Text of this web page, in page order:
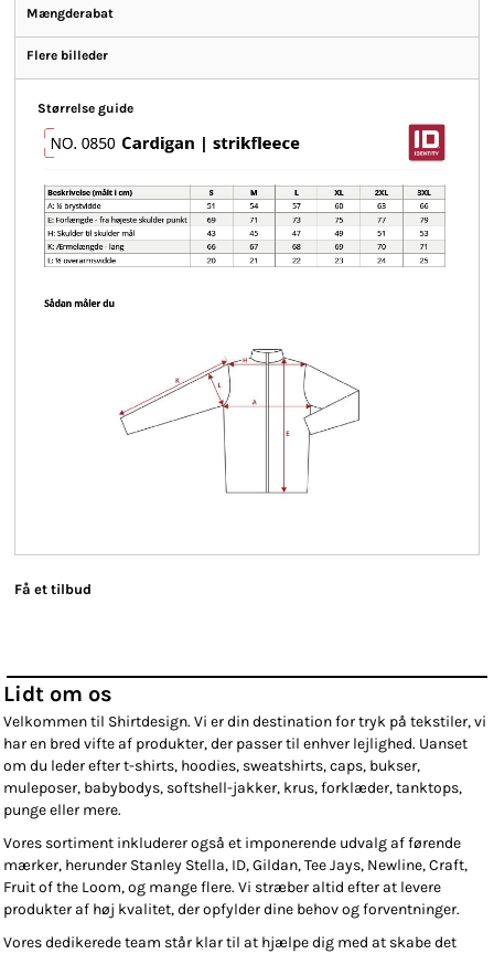
Mængderabat
Flere billeder
Størrelse guide
Få et tilbud
Lidt om os
Velkommen til Shirtdesign. Vi er din destination for tryk på tekstiler, vi
har en bred vifte af produkter, der passer til enhver lejlighed. Uanset
om du leder efter t-shirts, hoodies, sweatshirts, caps, bukser,
muleposer, babybodys, softshell-jakker, krus, forklæder, tanktops,
punge eller mere.
Vores sortiment inkluderer også et imponerende udvalg af førende
mærker, herunder Stanley Stella, ID, Gildan, Tee Jays, Newline, Craft,
Fruit of the Loom, og mange flere. Vi stræber altid efter at levere
produkter af høj kvalitet, der opfylder dine behov og forventninger.
Vores dedikerede team står klar til at hjælpe dig med at skabe det